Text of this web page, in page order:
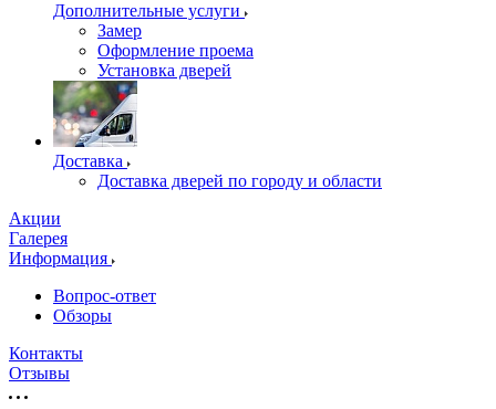
Дополнительные услуги
Замер
Оформление проема
Установка дверей
Доставка
Доставка дверей по городу и области
Акции
Галерея
Информация
Вопрос-ответ
Обзоры
Контакты
Отзывы